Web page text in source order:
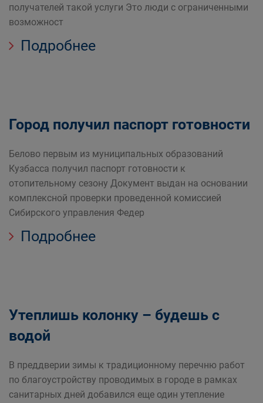
получателей такой услуги Это люди с ограниченными
возможност
Подробнее
Город получил паспорт готовности
Белово первым из муниципальных образований
Кузбасса получил паспорт готовности к
отопительному сезону Документ выдан на основании
комплексной проверки проведенной комиссией
Сибирского управления Федер
Подробнее
Утеплишь колонку – будешь с
водой
В преддверии зимы к традиционному перечню работ
по благоустройству проводимых в городе в рамках
санитарных дней добавился еще один утепление